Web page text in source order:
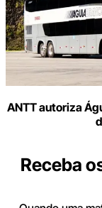
ANTT autoriza
Receba